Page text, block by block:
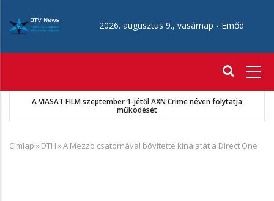
tartalomra
2026. augusztus 9., vasárnap - Emőd
A VIASAT FILM szeptember 1-jétől AXN Crime néven folytatja
működését
Morzsa
Címlap »DTH »A Mezzo csatornával bővítette kínálatát a Direct One